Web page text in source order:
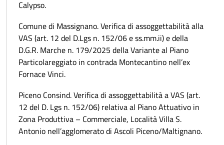
Calypso.
Comune di Massignano. Verifica di assoggettabilità alla
VAS (art. 12 del D.Lgs n. 152/06 e ss.mm.ii) e della
D.G.R. Marche n. 179/2025 della Variante al Piano
Particolareggiato in contrada Montecantino nell’ex
Fornace Vinci.
Piceno Consind. Verifica di assoggettabilità a VAS (art.
12 del D. Lgs n. 152/06) relativa al Piano Attuativo in
Zona Produttiva – Commerciale, Località Villa S.
Antonio nell’agglomerato di Ascoli Piceno/Maltignano.